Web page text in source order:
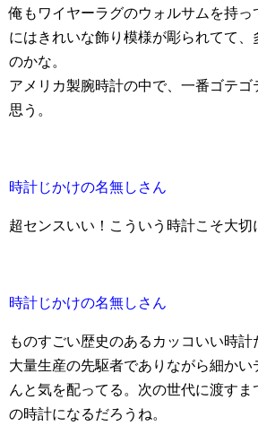
俺もワイヤーラグのウォルサムを持っ
にはきれいな飾り模様が彫られてて、
のかな。
アメリカ製腕時計の中で、一番ゴテゴ
思う。
時計じかけの名無しさん
超センスいい！こういう時計こそ大切
時計じかけの名無しさん
ものすごい歴史のあるカッコいい時
大量生産の先駆者でありながら細かい
んと気を配ってる。次の世代に渡す
の時計になるだろうね。